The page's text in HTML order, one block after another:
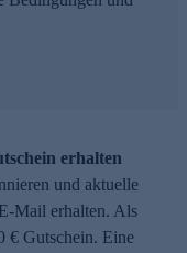
erhalten
und aktuelle
Mail erhalten. Als
€ Gutschein. Eine